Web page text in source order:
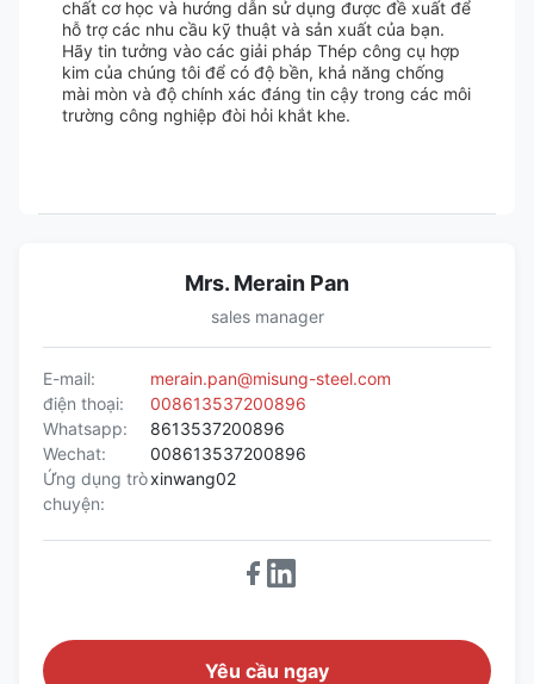
chất cơ học và hướng dẫn sử dụng được đề xuất để
hỗ trợ các nhu cầu kỹ thuật và sản xuất của bạn.
Hãy tin tưởng vào các giải pháp Thép công cụ hợp
kim của chúng tôi để có độ bền, khả năng chống
mài mòn và độ chính xác đáng tin cậy trong các môi
trường công nghiệp đòi hỏi khắt khe.
Mrs. Merain Pan
sales manager
E-mail:
merain.pan@misung-steel.com
điện thoại:
008613537200896
Whatsapp:
8613537200896
Wechat:
008613537200896
Ứng dụng trò
chuyện:
xinwang02
Yêu cầu ngay